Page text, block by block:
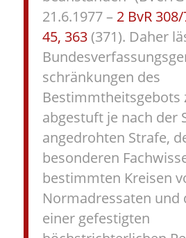
21.6.1977 – 2 BvR
45, 363(371). Daher
schränkungen des
Bestimmtheitsgebots
abgestuft je nach der
angedrohten Strafe,
besonderen
bestimmten Kreisen
Normadressaten und
einer gefestigten